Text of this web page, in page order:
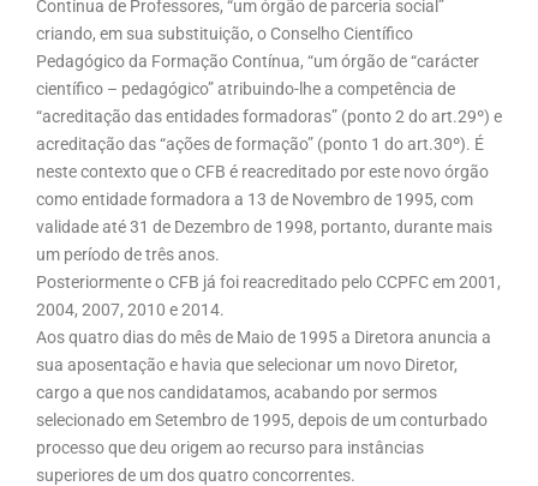
Contínua de Professores, “um órgão de parceria social”
criando, em sua substituição, o Conselho Científico
Pedagógico da Formação Contínua, “um órgão de “carácter
científico – pedagógico” atribuindo-lhe a competência de
“acreditação das entidades formadoras” (ponto 2 do art.29º) e
acreditação das “ações de formação” (ponto 1 do art.30º). É
neste contexto que o CFB é reacreditado por este novo órgão
como entidade formadora a 13 de Novembro de 1995, com
validade até 31 de Dezembro de 1998, portanto, durante mais
um período de três anos.
Posteriormente o CFB já foi reacreditado pelo CCPFC em 2001,
2004, 2007, 2010 e 2014.
Aos quatro dias do mês de Maio de 1995 a Diretora anuncia a
sua aposentação e havia que selecionar um novo Diretor,
cargo a que nos candidatamos, acabando por sermos
selecionado em Setembro de 1995, depois de um conturbado
processo que deu origem ao recurso para instâncias
superiores de um dos quatro concorrentes.